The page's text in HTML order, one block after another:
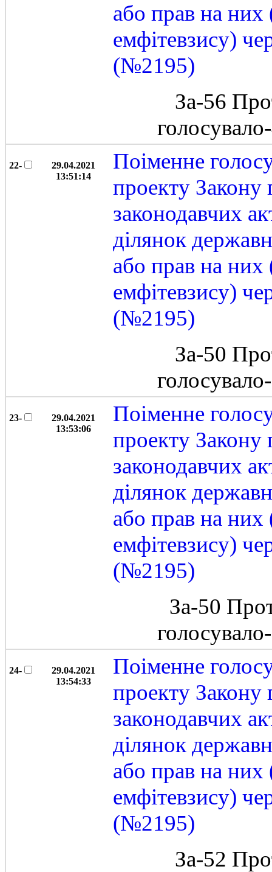
або прав на
емфітевзису)
(№2195)
За-56
22-
29.04.2021
13:51:14
Поіменне
проекту Закону
законодавчих
ділянок
або прав на
емфітевзису)
(№2195)
За-50
23-
29.04.2021
13:53:06
Поіменне
проекту Закону
законодавчих
ділянок
або прав на
емфітевзису)
(№2195)
За-50
24-
29.04.2021
13:54:33
Поіменне
проекту Закону
законодавчих
ділянок
або прав на
емфітевзису)
(№2195)
За-52